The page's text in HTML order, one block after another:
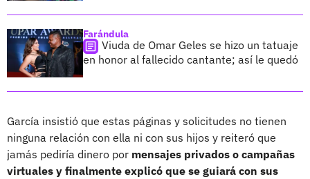
Farándula
Viuda de Omar Geles se hizo un tatuaje
en honor al fallecido cantante; así le quedó
García insistió que estas páginas y solicitudes no tienen
ninguna relación con ella ni con sus hijos y reiteró que
jamás pediría dinero por mensajes privados o campañas
virtuales y finalmente explicó que se guiará con sus